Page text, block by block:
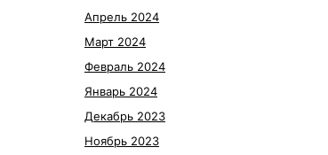
Апрель 2024
Март 2024
Февраль 2024
Январь 2024
Декабрь 2023
Ноябрь 2023